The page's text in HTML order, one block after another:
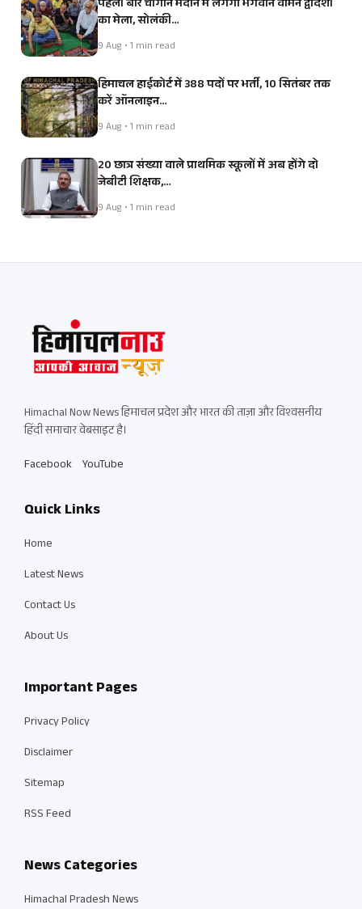
पहली बार चौगान मैदान में लगेगा भगवान वामन द्वादशी
का मेला, सोलंकी…
9 Aug • 1 min read
हिमाचल हाईकोर्ट में 388 पदों पर भर्ती, 10 सितंबर तक
करें ऑनलाइन…
9 Aug • 1 min read
20 छात्र संख्या वाले प्राथमिक स्कूलों में अब होंगे दो
जेबीटी शिक्षक,…
9 Aug • 1 min read
Himachal Now News हिमाचल प्रदेश और भारत की ताज़ा और विश्वसनीय
हिंदी समाचार वेबसाइट है।
Facebook YouTube
Quick Links
Home
Latest News
Contact Us
About Us
Important Pages
Privacy Policy
Disclaimer
Sitemap
RSS Feed
News Categories
Himachal Pradesh News